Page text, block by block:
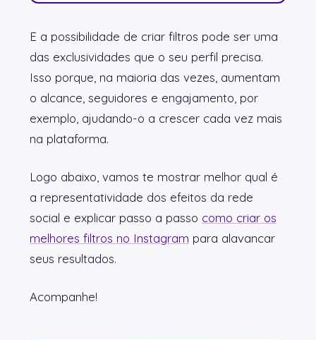
E a possibilidade de criar filtros pode ser uma
das exclusividades que o seu perfil precisa.
Isso porque, na maioria das vezes, aumentam
o alcance, seguidores e engajamento, por
exemplo, ajudando-o a crescer cada vez mais
na plataforma.
Logo abaixo, vamos te mostrar melhor qual é
a representatividade dos efeitos da rede
social e explicar passo a passo como criar os
melhores filtros no Instagram para alavancar
seus resultados.
Acompanhe!